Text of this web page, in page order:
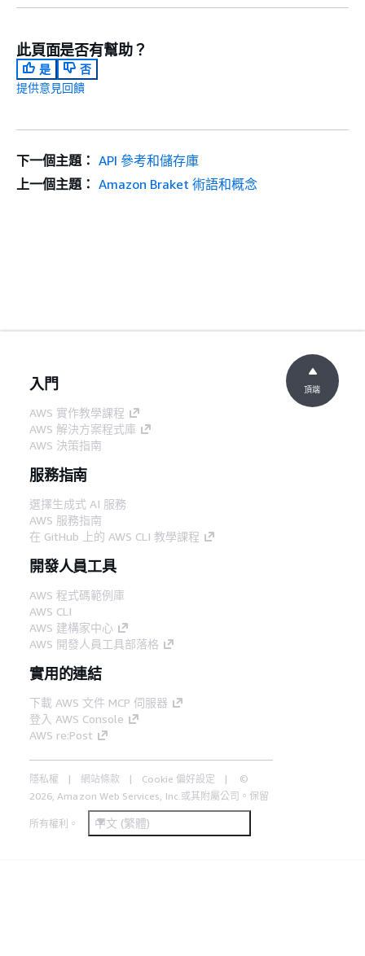
此頁面是否有幫助？
是
否
提供意見回饋
下一個主題： API 參考和儲存庫
上一個主題： Amazon Braket 術語和概念
入門
AWS 實作教學課程
AWS 解決方案程式庫
AWS 決策指南
服務指南
選擇生成式 AI 服務
AWS 服務指南
在 GitHub 上的 AWS CLI 教學課程
開發人員工具
AWS 程式碼範例庫
AWS CLI
AWS 建構家中心
AWS 開發人員工具部落格
實用的連結
下載 AWS 文件 MCP 伺服器
登入 AWS Console
AWS re:Post
隱私權 網站條款 Cookie 偏好設定
©
2026, Amazon Web Services, Inc.或其附屬公司。保留
所有權利。 中文 (繁體)
頂端